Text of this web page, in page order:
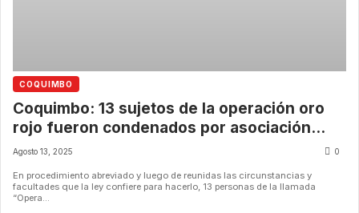
COQUIMBO
Coquimbo: 13 sujetos de la operación oro
rojo fueron condenados por asociación
ilícita y receptación.
Agosto 13, 2025 0
En procedimiento abreviado y luego de reunidas las circunstancias y
facultades que la ley confiere para hacerlo, 13 personas de la llamada
“Opera...